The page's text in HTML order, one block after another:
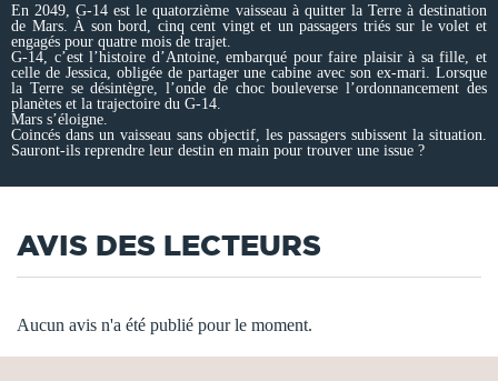
En 2049, G-14 est le quatorzième vaisseau à quitter la Terre à destination
de Mars. À son bord, cinq cent vingt et un passagers triés sur le volet et
engagés pour quatre mois de trajet.
G-14, c’est l’histoire d’Antoine, embarqué pour faire plaisir à sa fille, et
celle de Jessica, obligée de partager une cabine avec son ex-mari. Lorsque
la Terre se désintègre, l’onde de choc bouleverse l’ordonnancement des
planètes et la trajectoire du G-14.
Mars s’éloigne.
Coincés dans un vaisseau sans objectif, les passagers subissent la situation.
Sauront-ils reprendre leur destin en main pour trouver une issue ?
AVIS DES LECTEURS
Aucun avis n'a été publié pour le moment.